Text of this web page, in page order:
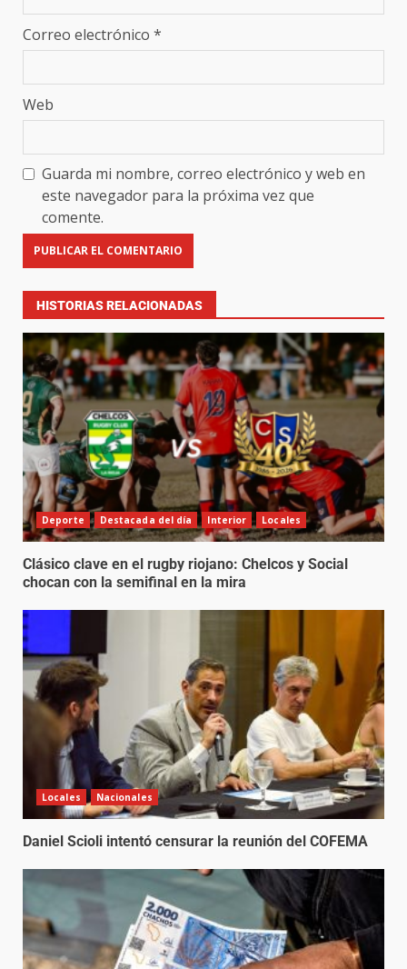
Correo electrónico *
Web
Guarda mi nombre, correo electrónico y web en
este navegador para la próxima vez que
comente.
HISTORIAS RELACIONADAS
Deporte Destacada del día Interior Locales
Clásico clave en el rugby riojano: Chelcos y Social
chocan con la semifinal en la mira
Locales Nacionales
Daniel Scioli intentó censurar la reunión del COFEMA